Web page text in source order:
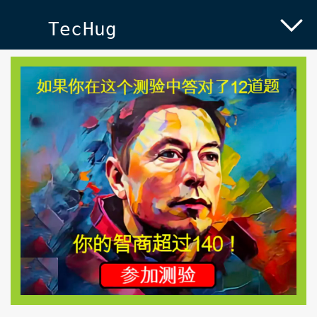
TecHug